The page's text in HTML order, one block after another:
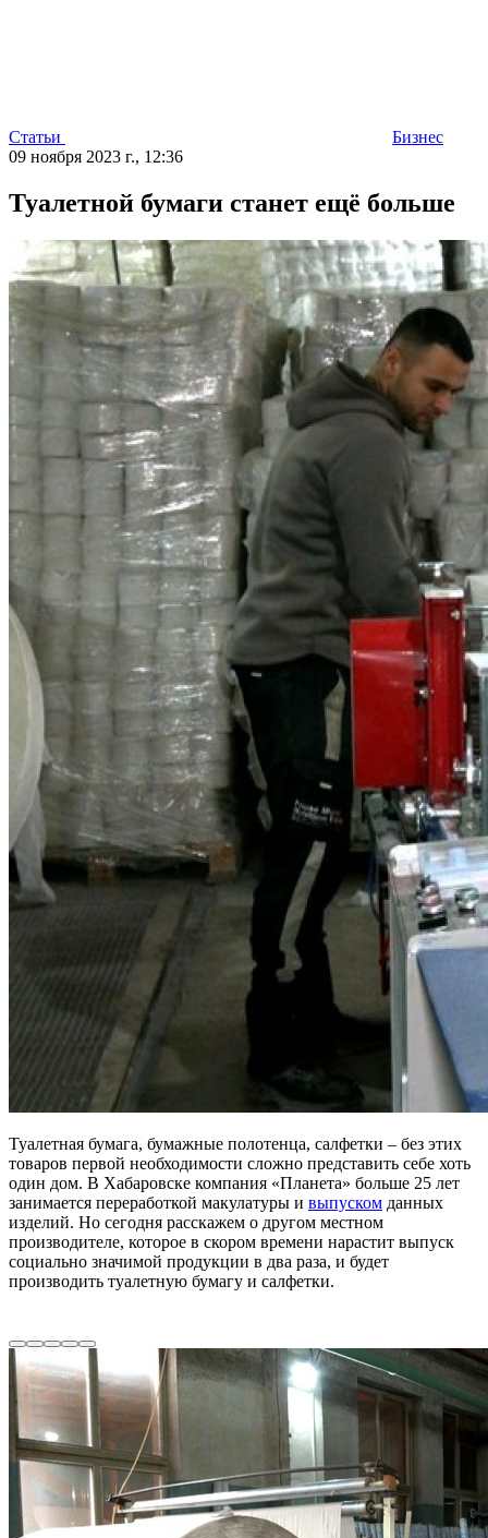
Статьи
Бизнес
09 ноября 2023 г., 12:36
Туалетной бумаги станет ещё больше
Туалетная бумага, бумажные полотенца, салфетки – без этих
товаров первой необходимости сложно представить себе хоть
один дом. В Хабаровске компания «Планета» больше 25 лет
занимается переработкой макулатуры и выпуском данных
изделий. Но сегодня расскажем о другом местном
производителе, которое в скором времени нарастит выпуск
социально значимой продукции в два раза, и будет
производить туалетную бумагу и салфетки.